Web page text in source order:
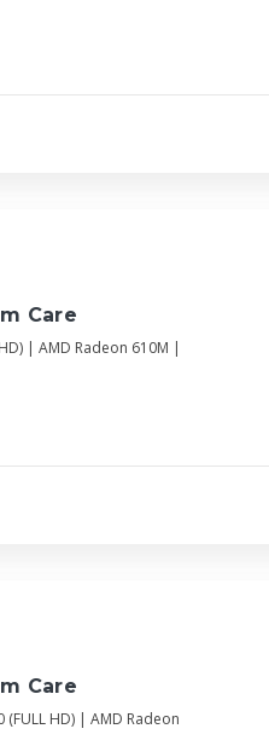
Care
| AMD Radeon 610M |
Care
HD) | AMD Radeon